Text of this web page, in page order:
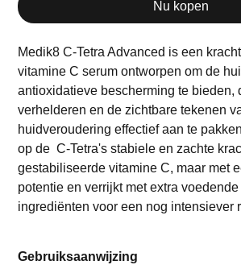
Nu kopen
Medik8 C-Tetra Advanced is een
vitamine C serum ontworpen om de
antioxidatieve bescherming te bieden,
verhelderen en de zichtbare tekenen
huidveroudering effectief aan te
op de C-Tetra's stabiele en zachte
gestabiliseerde vitamine C, maar met
potentie en verrijkt met extra
ingrediënten voor een nog intensiever
Gebruiksaanwijzing